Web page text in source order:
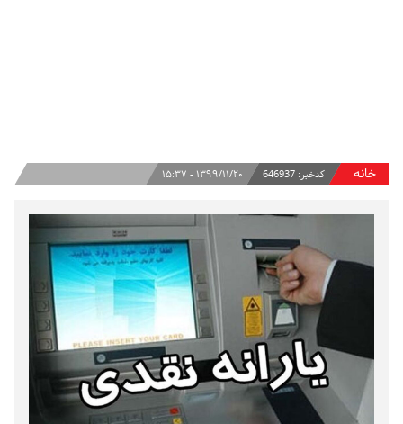
خانه کدخبر: 646937 ۱۳۹۹/۱۱/۲۰ - ۱۵:۳۷